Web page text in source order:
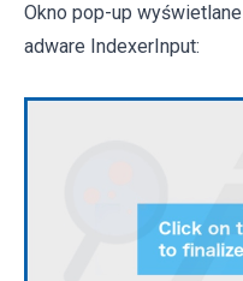
Okno pop-up
adware IndexerInput: